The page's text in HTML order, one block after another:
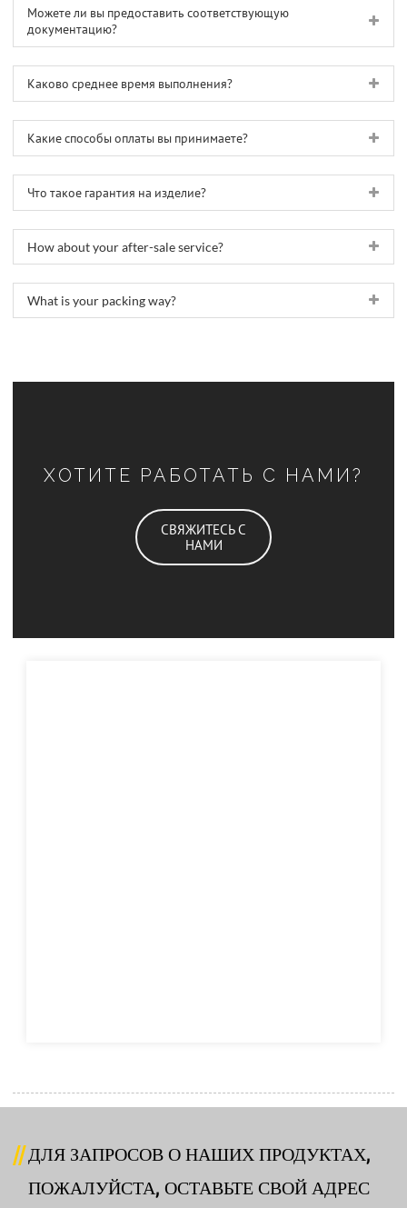
Можете ли вы предоставить соответствующую
документацию?
Каково среднее время выполнения?
Какие способы оплаты вы принимаете?
Что такое гарантия на изделие?
How about your after-sale service?
What is your packing way?
ХОТИТЕ РАБОТАТЬ С НАМИ?
СВЯЖИТЕСЬ С
НАМИ
ДЛЯ ЗАПРОСОВ О НАШИХ ПРОДУКТАХ,
ПОЖАЛУЙСТА, ОСТАВЬТЕ СВОЙ АДРЕС